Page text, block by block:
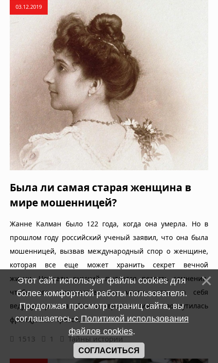
03.12.2019
Была ли самая старая женщина в
мире мошенницей?
Жанне Калман было 122 года, когда она умерла. Но в
прошлом году российский ученый заявил, что она была
мошенницей, вызвав международный спор о женщине,
которая все еще может хранить секрет вечной
жизни. Неужели русский пытается посеять сомнения,
чтобы его соотечественники могли взять на себя
ведущую роль в области геронтологии?, - возмутилась
французская пресса.
1513 1 Тайны истории
Этот сайт использует файлы cookies для
более комфортной работы пользователя.
Продолжая просмотр страниц сайта, вы
соглашаетесь сПолитикой использования
файлов cookies.
СОГЛАСИТЬСЯ